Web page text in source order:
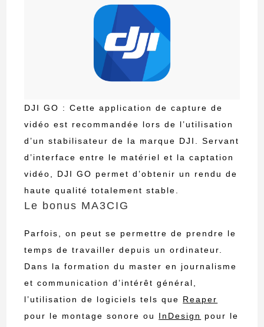
DJI GO : Cette application de capture de
vidéo est recommandée lors de l’utilisation
d’un stabilisateur de la marque DJI. Servant
d’interface entre le matériel et la captation
vidéo, DJI GO permet d’obtenir un rendu de
haute qualité totalement stable.
Le bonus MA3CIG
Parfois, on peut se permettre de prendre le
temps de travailler depuis un ordinateur.
Dans la formation du master en journalisme
et communication d’intérêt général,
l’utilisation de logiciels tels que Reaper
pour le montage sonore ou InDesign
pour le